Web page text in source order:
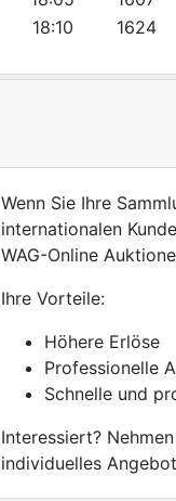
18:10
1624
Wenn Sie Ihre
internationalen
WAG-Online
Ihre Vorteile:
Höhere Erlöse
Professionelle
Schnelle und
Interessiert?
individuelles